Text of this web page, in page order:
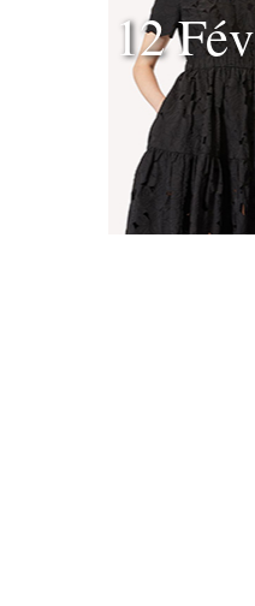
12 Fév